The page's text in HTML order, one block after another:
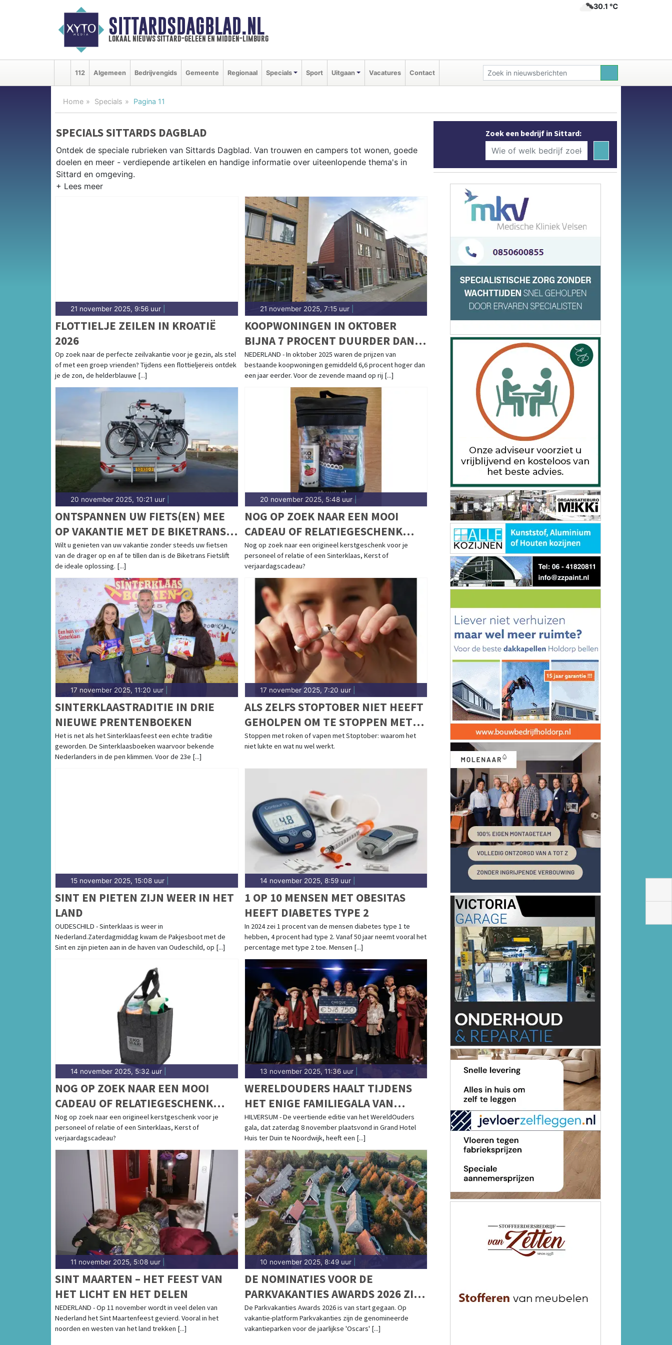
SITTARDSDAGBLAD.NL
lokaal nieuws sittard-geleen en midden-limburg
30.1 ℃
112 Algemeen Bedrijvengids Gemeente Regionaal Specials Sport Uitgaan Vacatures Contact
Home Specials Pagina 11
SPECIALS SITTARDS DAGBLAD
Ontdek de speciale rubrieken van Sittards Dagblad. Van trouwen en campers tot wonen, goede
doelen en meer - verdiepende artikelen en handige informatie over uiteenlopende thema's in
Sittard en omgeving.
21 november 2025, 9:56 uur
FLOTTIELJE ZEILEN IN KROATIË
2026
Op zoek naar de perfecte zeilvakantie voor je gezin, als stel
of met een groep vrienden? Tijdens een flottieljereis ontdek
je de zon, de helderblauwe [...]
21 november 2025, 7:15 uur|
KOOPWONINGEN IN OKTOBER
BIJNA 7 PROCENT DUURDER DAN
JAAR EERDER
NEDERLAND - In oktober 2025 waren de prijzen van
bestaande koopwoningen gemiddeld 6,6 procent hoger dan
een jaar eerder. Voor de zevende maand op rij [...]
20 november 2025, 10:21 uur
ONTSPANNEN UW FIETS(EN) MEE
OP VAKANTIE MET DE BIKETRANS
FIETSLIFT
Wilt u genieten van uw vakantie zonder steeds uw fietsen
van de drager op en af te tillen dan is de Biketrans Fietslift
de ideale oplossing. [...]
20 november 2025, 5:48 uur|
NOG OP ZOEK NAAR EEN MOOI
CADEAU OF RELATIEGESCHENK
VOOR DE FEESTDAGEN?
Nog op zoek naar een origineel kerstgeschenk voor je
personeel of relatie of een Sinterklaas, Kerst of
verjaardagscadeau?
17 november 2025, 11:20 uur
SINTERKLAASTRADITIE IN DRIE
NIEUWE PRENTENBOEKEN
Het is net als het Sinterklaasfeest een echte traditie
geworden. De Sinterklaasboeken waarvoor bekende
Nederlanders in de pen klimmen. Voor de 23e [...]
17 november 2025, 7:20 uur|
ALS ZELFS STOPTOBER NIET HEEFT
GEHOLPEN OM TE STOPPEN MET
ROKEN OF VAPEN
Stoppen met roken of vapen met Stoptober: waarom het
niet lukte en wat nu wel werkt.
15 november 2025, 15:08 uur
SINT EN PIETEN ZIJN WEER IN HET
LAND
OUDESCHILD - Sinterklaas is weer in
Nederland.Zaterdagmiddag kwam de Pakjesboot met de
Sint en zijn pieten aan in de haven van Oudeschild, op [...]
14 november 2025, 8:59 uur|
1 OP 10 MENSEN MET OBESITAS
HEEFT DIABETES TYPE 2
In 2024 zei 1 procent van de mensen diabetes type 1 te
hebben, 4 procent had type 2. Vanaf 50 jaar neemt vooral het
percentage met type 2 toe. Mensen [...]
14 november 2025, 5:32 uur
NOG OP ZOEK NAAR EEN MOOI
CADEAU OF RELATIEGESCHENK
VOOR DE FEESTDAGEN?
Nog op zoek naar een origineel kerstgeschenk voor je
personeel of relatie of een Sinterklaas, Kerst of
verjaardagscadeau?
13 november 2025, 11:36 uur|
WERELDOUDERS HAALT TIJDENS
HET ENIGE FAMILIEGALA VAN
NEDERLAND €578.750,- OP OM DE
STROOM VAN UITHUISPLAATSING
IN BOLIVIA EN PERU TE
DOORBREKEN
HILVERSUM - De veertiende editie van het WereldOuders
gala, dat zaterdag 8 november plaatsvond in Grand Hotel
Huis ter Duin te Noordwijk, heeft een [...]
11 november 2025, 5:08 uur
SINT MAARTEN – HET FEEST VAN
HET LICHT EN HET DELEN
NEDERLAND - Op 11 november wordt in veel delen van
Nederland het Sint Maartenfeest gevierd. Vooral in het
noorden en westen van het land trekken [...]
10 november 2025, 8:49 uur|
DE NOMINATIES VOOR DE
PARKVAKANTIES AWARDS 2026 ZIJN
BEKEND
De Parkvakanties Awards 2026 is van start gegaan. Op
vakantie-platform Parkvakanties zijn de genomineerde
vakantieparken voor de jaarlijkse 'Oscars' [...]
Zoek een bedrijf in Sittard: